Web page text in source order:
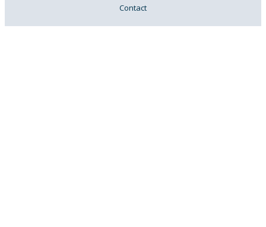
Contact